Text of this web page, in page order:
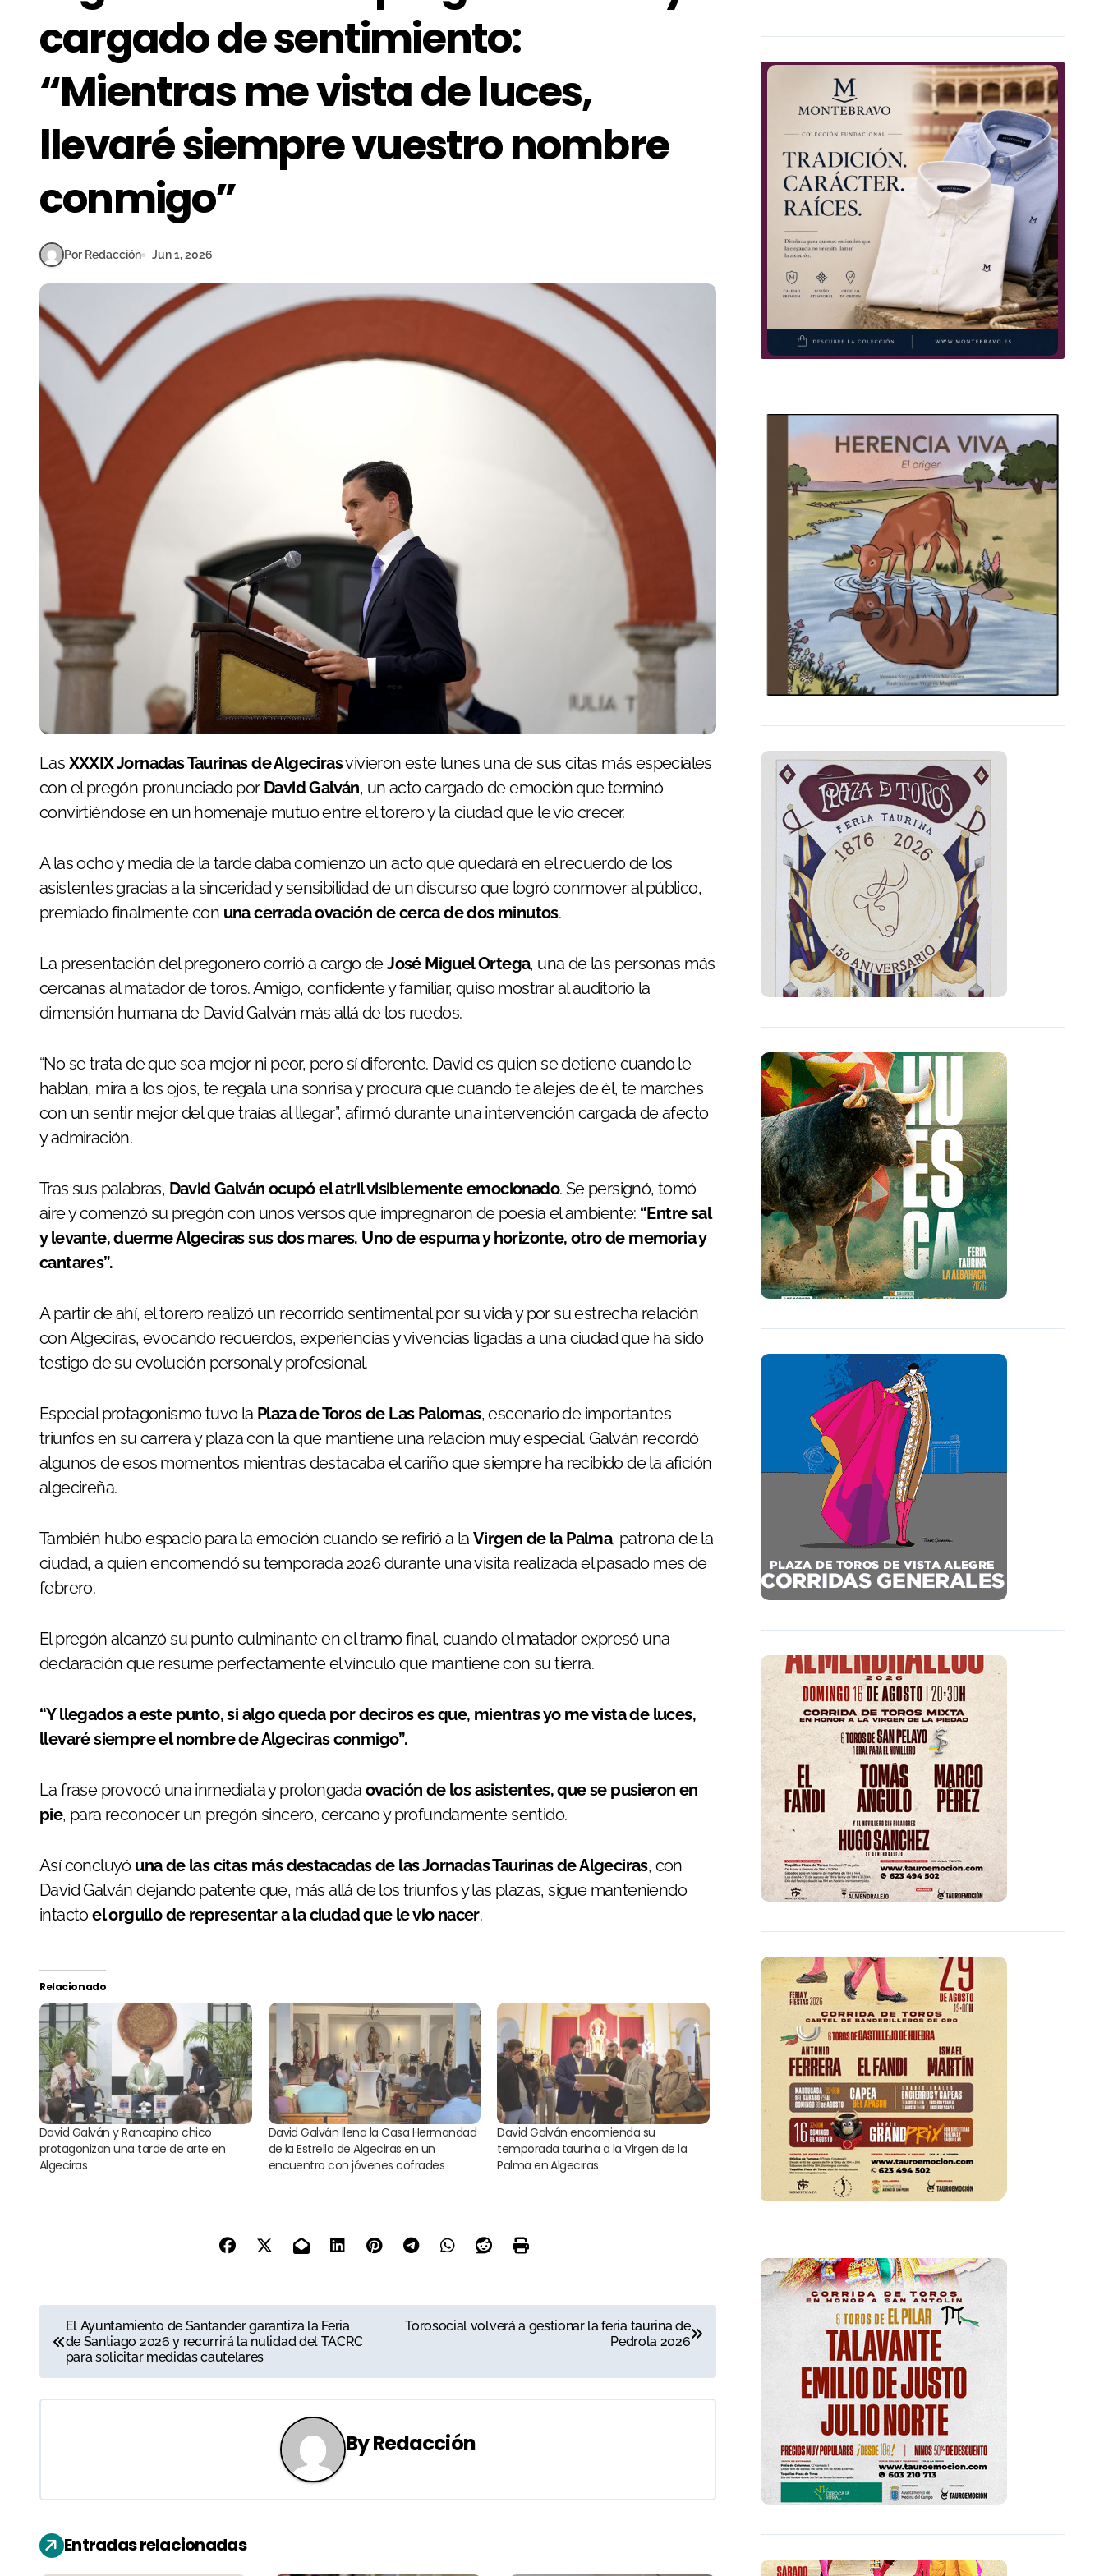
cargado de sentimiento:
“Mientras me vista de luces,
llevaré siempre vuestro nombre
conmigo”
Por Redacción Jun 1, 2026
Las XXXIX Jornadas Taurinas de Algecirasvivieron este lunes una de sus citas más especiales
con el pregón pronunciado por David Galván, un acto cargado de emoción que terminó
convirtiéndose en un homenaje mutuo entre el torero y la ciudad que le vio crecer.
A las ocho y media de la tarde daba comienzo un acto que quedará en el recuerdo de los
asistentes gracias a la sinceridad y sensibilidad de un discurso que logró conmover al público,
premiado finalmente con una cerrada ovación de cerca de dos minutos.
La presentación del pregonero corrió a cargo deJosé Miguel Ortega, una de las personas más
cercanas al matador de toros. Amigo, confidente y familiar, quiso mostrar al auditorio la
dimensión humana de David Galván más allá de los ruedos.
“No se trata de que sea mejor ni peor, pero sí diferente. David es quien se detiene cuando le
hablan, mira a los ojos, te regala una sonrisa y procura que cuando te alejes de él, te marches
con un sentir mejor del que traías al llegar”, afirmó durante una intervención cargada de afecto
y admiración.
Tras sus palabras, David Galván ocupó el atril visiblemente emocionado. Se persignó, tomó
aire y comenzó su pregón con unos versos que impregnaron de poesía el ambiente: “Entre sal
y levante, duerme Algeciras sus dos mares. Uno de espuma y horizonte, otro de memoria y
cantares”.
A partir de ahí, el torero realizó un recorrido sentimental por su vida y por su estrecha relación
con Algeciras, evocando recuerdos, experiencias y vivencias ligadas a una ciudad que ha sido
testigo de su evolución personal y profesional.
Especial protagonismo tuvo la Plaza de Toros de Las Palomas, escenario de importantes
triunfos en su carrera y plaza con la que mantiene una relación muy especial. Galván recordó
algunos de esos momentos mientras destacaba el cariño que siempre ha recibido de la afición
algecireña.
También hubo espacio para la emoción cuando se refirió a la Virgen de la Palma, patrona de la
ciudad, a quien encomendó su temporada 2026 durante una visita realizada el pasado mes de
febrero.
El pregón alcanzó su punto culminante en el tramo final, cuando el matador expresó una
declaración que resume perfectamente el vínculo que mantiene con su tierra.
“Y llegados a este punto, si algo queda por deciros es que, mientras yo me vista de luces,
llevaré siempre el nombre de Algeciras conmigo”.
La frase provocó una inmediata y prolongada ovación de los asistentes, que se pusieron en
pie, para reconocer un pregón sincero, cercano y profundamente sentido.
Así concluyó una de las citas más destacadas de las Jornadas Taurinas de Algeciras, con
David Galván dejando patente que, más allá de los triunfos y las plazas, sigue manteniendo
intactoel orgullo de representar a la ciudad que le vio nacer.
Relacionado
David Galván y Rancapino chico
protagonizan una tarde de arte en
Algeciras
David Galván llena la Casa Hermandad
de la Estrella de Algeciras en un
encuentro con jóvenes cofrades
David Galván encomienda su
temporada taurina a la Virgen de la
Palma en Algeciras
a
v
a
c
i
El Ayuntamiento de Santander garantiza la Feria
de Santiago 2026 y recurrirá la nulidad del TACRC
para solicitar medidas cautelares
Torosocial volverá a gestionar la feria taurina de
Pedrola 2026
ByRedacción
Entradas relacionadas